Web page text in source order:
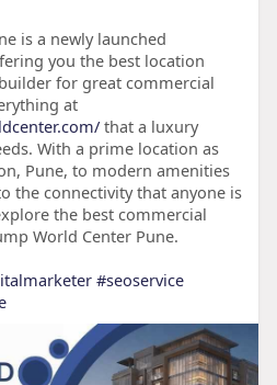
is a newly launched
you the best location
for great commercial
at
that a luxury
With a prime location as
Pune, to modern amenities
the connectivity that anyone is
the best commercial
World Center Pune.
#seoservice